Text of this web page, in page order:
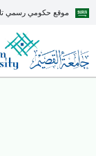
موقع حكومي رسمي